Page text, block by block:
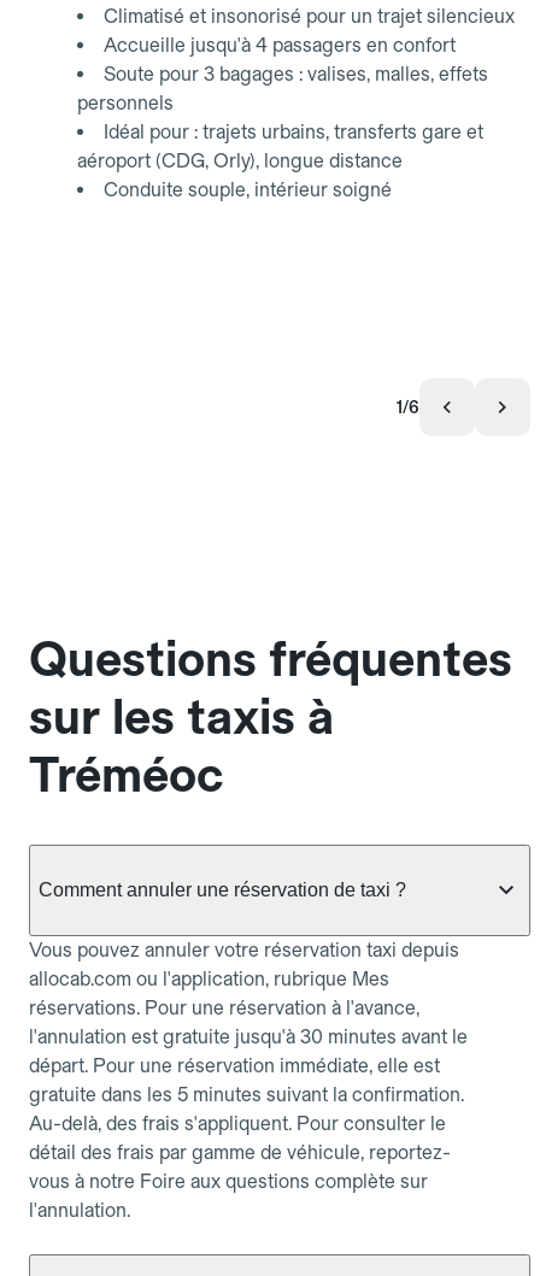
Climatisé et insonorisé pour un trajet silencieux
Accueille jusqu'à 4 passagers en confort
Soute pour 3 bagages : valises, malles, effets
personnels
Idéal pour : trajets urbains, transferts gare et
aéroport (CDG, Orly), longue distance
Conduite souple, intérieur soigné
1/6
Questions fréquentes
sur les taxis à
Tréméoc
Comment annuler une réservation de taxi ?
Vous pouvez annuler votre réservation taxi depuis
allocab.com ou l'application, rubrique Mes
réservations. Pour une réservation à l'avance,
l'annulation est gratuite jusqu'à 30 minutes avant le
départ. Pour une réservation immédiate, elle est
gratuite dans les 5 minutes suivant la confirmation.
Au-delà, des frais s'appliquent. Pour consulter le
détail des frais par gamme de véhicule, reportez-
vous à notre Foire aux questions complète sur
l'annulation.